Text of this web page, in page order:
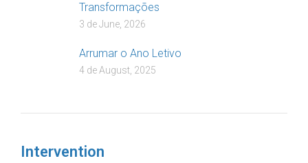
Transformações
3 de June, 2026
Arrumar o Ano Letivo
4 de August, 2025
Intervention